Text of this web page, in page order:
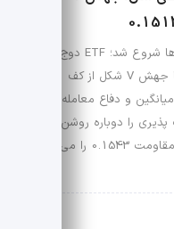
سال با شوک مثبتی برای میم کوین ها شروع شد؛ ETF دوج
کوین 2x در صدر بازدهی و DOGE با جهش V شکل از کف
میانگین و دفاع معامله
نبض ریسک پذیری را دوباره روشن
کرده است. آیا موج بعدی این رالی، مقاومت 0.1543 را می